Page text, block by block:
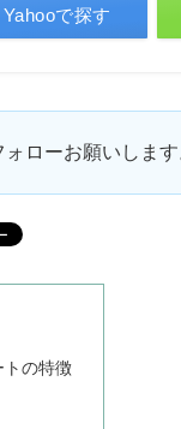
Yahooで探す
ローお願いします
トの特徴